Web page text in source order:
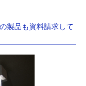
製品も資料請求して